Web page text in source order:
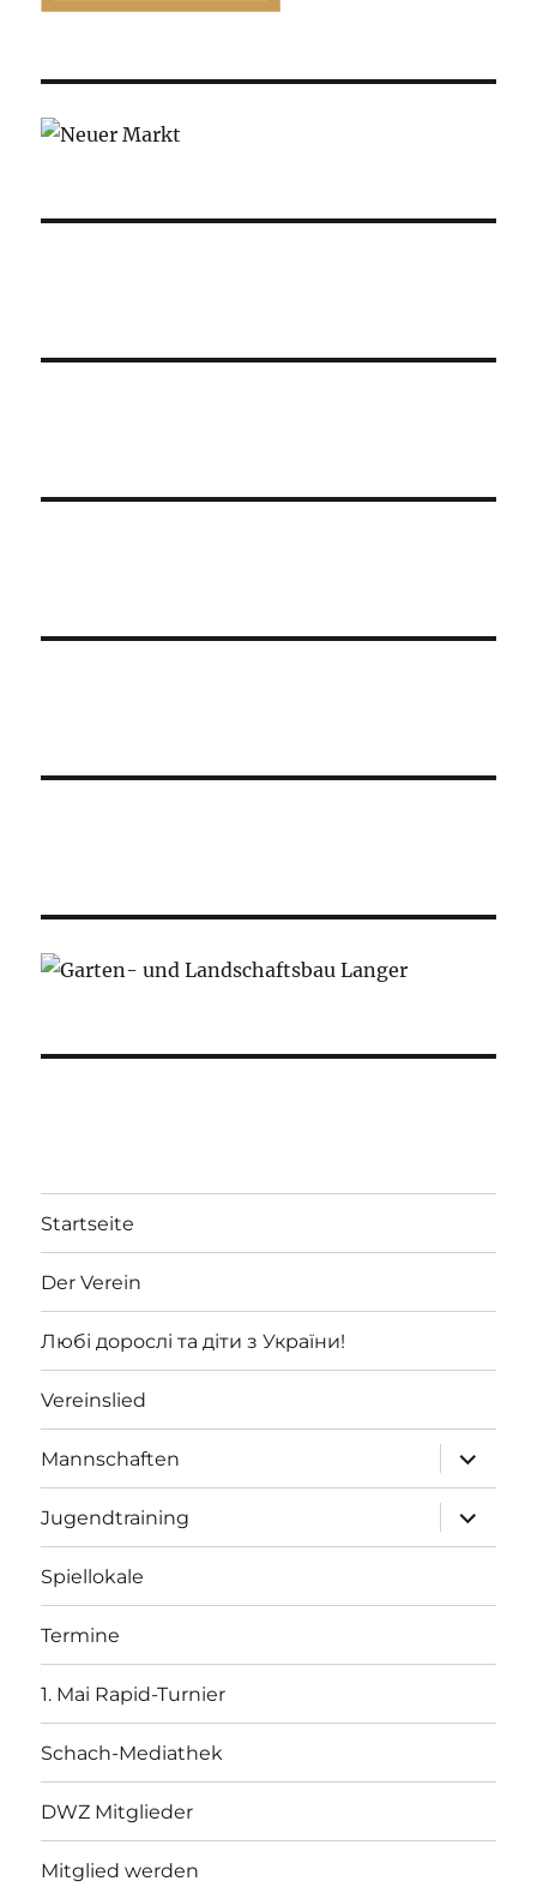
Startseite
Der Verein
Любі дорослі та діти з України!
Vereinslied
Mannschaften
öffnen
Jugendtraining
öffnen
Spiellokale
Termine
1. Mai Rapid-Turnier
Schach-Mediathek
DWZ Mitglieder
Mitglied werden